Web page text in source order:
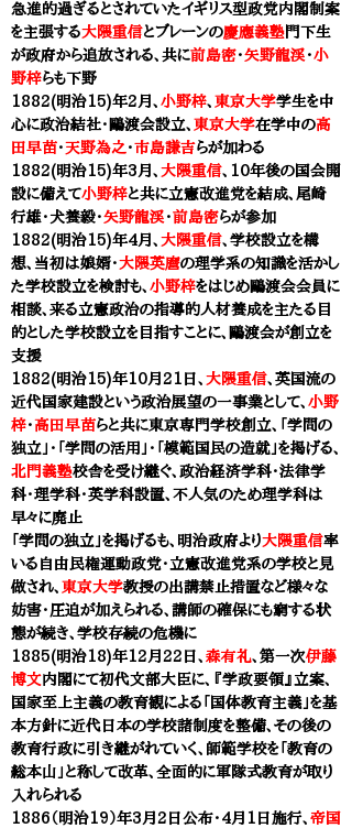
急進的過ぎるとされていたイギリス型政党内閣制案
を主張する大隈重信とブレーンの慶應義塾門下生
が政府から追放される、共に前島密・矢野龍渓 ・小
野梓らも下野
1882(明治15)年2月、 小野梓、 東京大学学生を中
心に政治結社・ 鷗渡会設立、 東京大学在学中の高
田早苗・天野為之・市島謙吉らが加わる
1882(明治15)年3月、 大隈重信、10年後の国会開
設に備えて小野梓と共に立憲改進党を結成、尾崎
行雄・犬養毅・矢野龍渓 ・前島密らが参加
1882(明治15)年4月、 大隈重信、学校設立を構
想、当初は娘婿・大隈英麿の理学系の知識を活かし
た学校設立を検討も、 小野梓をはじめ鷗渡会会員に
相談、来る立憲政治の指導的人材養成を主たる目
的とした学校設立を目指すことに、 鷗渡会が創立を
支援
1882(明治15)年10月21日、 大隈重信、英国流の
近代国家建設という政治展望の一事業として、 小野
梓・高田早苗らと共に東京専門学校創立、「学問の
独立」・「学問の活用」・「模範国民の造就」を掲げる、
北門義塾校舎を受け継ぐ、政治経済学科・法律学
科・理学科・英学科設置、不人気のため理学科は
早々に廃止
「学問の独立」を掲げるも、明治政府より大隈重信率
いる自由民権運動政党・立憲改進党系の学校と見
做され、 東京大学教授の出講禁止措置など様々な
妨害・圧迫が加えられる、講師の確保にも窮する状
態が続き、学校存続の危機に
1885(明治18)年12月22日、 森有礼、第一次伊藤
博文内閣にて初代文部大臣に、『学政要領』立案、
国家至上主義の教育観による 「国体教育主義」を基
本方針に近代日本の学校諸制度を整備、その後の
教育行政に引き継がれていく、 師範学校を「教育の
総本山」と称して改革、全面的に軍隊式教育が取り
入れられる
1886（明治19）年3月2日公布・4月1日施行、 帝国